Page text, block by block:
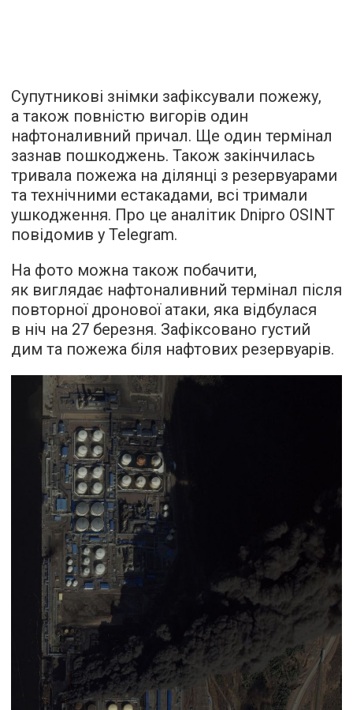
Супутникові знімки зафіксували пожежу,
а також повністю вигорів один
нафтоналивний причал. Ще один термінал
зазнав пошкоджень. Також закінчилась
тривала пожежа на ділянці з резервуарами
та технічними естакадами, всі тримали
ушкодження. Про це аналітик Dnipro OSINT
повідомив у Telegram.
На фото можна також побачити,
як виглядає нафтоналивний термінал після
повторної дронової атаки, яка відбулася
в ніч на 27 березня. Зафіксовано густий
дим та пожежа біля нафтових резервуарів.